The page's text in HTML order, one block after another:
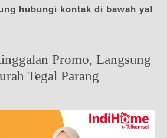
hubungi kontak di bawah ya!
Promo, Langsung
Tegal Parang